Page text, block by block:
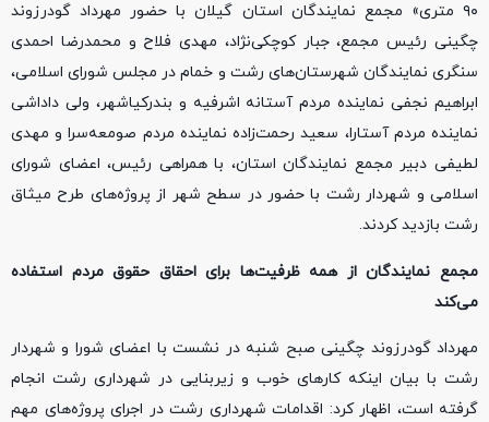
۹۰ متری» مجمع نمایندگان استان گیلان با حضور مهرداد گودرزوند
چگینی رئیس مجمع، جبار کوچکی‌نژاد، مهدی فلاح و محمدرضا احمدی
سنگری نمایندگان شهرستان‌های رشت و خمام در مجلس شورای اسلامی،
ابراهیم نجفی نماینده مردم آستانه اشرفیه و بندرکیاشهر، ولی داداشی
نماینده مردم آستارا، سعید رحمت‌زاده نماینده مردم صومعه‌سرا و مهدی
لطیفی دبیر مجمع نمایندگان استان، با همراهی رئیس، اعضای شورای
اسلامی و شهردار رشت با حضور در سطح شهر از پروژه‌های طرح میثاق
رشت بازدید کردند.
مجمع نمایندگان از همه ظرفیت‌ها برای احقاق حقوق مردم استفاده
می‌کند
مهرداد گودرزوند چگینی صبح شنبه در نشست با اعضای شورا و شهردار
رشت با بیان اینکه کارهای خوب و زیربنایی در شهرداری رشت انجام
گرفته است، اظهار کرد: اقدامات شهرداری رشت در اجرای پروژه‌های مهم